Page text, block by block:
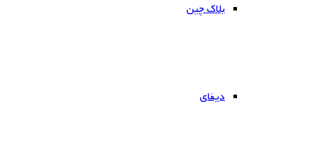
بلاک چین
دیفای